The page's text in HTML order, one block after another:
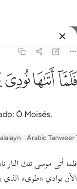
ﲵﲶﲷ
Ó Moisés,
Arabic Tanweer
فلما أتى موسى تلك النار
الآن بوادي «طوى» الذي